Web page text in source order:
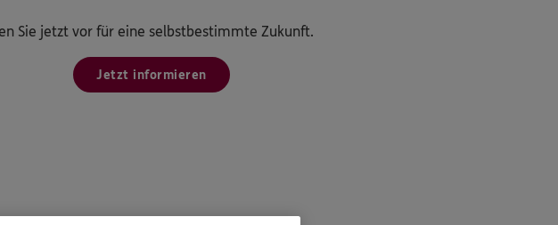
Sie jetzt vor für eine selbstbestimmte Zukunft.
Jetzt informieren